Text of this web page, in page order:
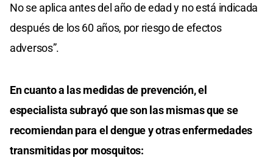
No se aplica antes del año de edad y no está indicada
después de los 60 años, por riesgo de efectos
adversos”.
En cuanto a las medidas de prevención, el
especialista subrayó que son las mismas que se
recomiendan para el dengue y otras enfermedades
transmitidas por mosquitos: